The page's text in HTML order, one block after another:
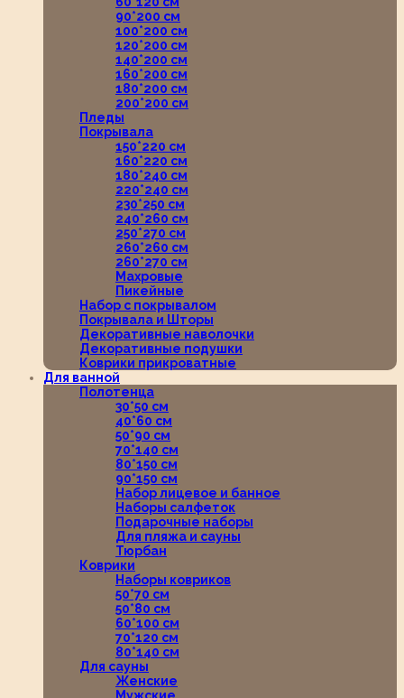
90*200 см
100*200 см
120*200 см
140*200 см
160*200 см
180*200 см
200*200 см
Пледы
Покрывала
150*220 см
160*220 см
180*240 см
220*240 см
230*250 см
240*260 см
250*270 см
260*260 см
260*270 см
Махровые
Пикейные
Набор с покрывалом
Покрывала и Шторы
Декоративные наволочки
Декоративные подушки
Коврики прикроватные
Для ванной
Полотенца
30*50 см
40*60 см
50*90 см
70*140 см
80*150 см
90*150 см
Набор лицевое и банное
Наборы салфеток
Подарочные наборы
Для пляжа и сауны
Тюрбан
Коврики
Наборы ковриков
50*70 см
50*80 см
60*100 см
70*120 см
80*140 см
Для сауны
Женские